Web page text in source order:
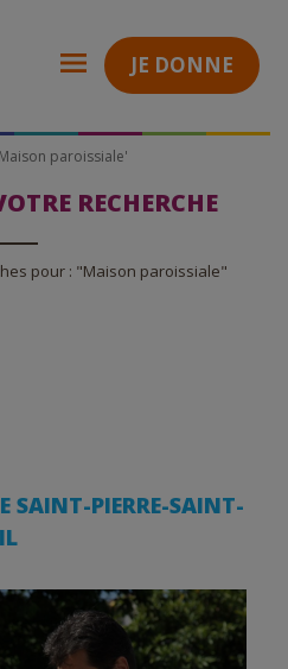
JE DONNE
paroissiale'
RECHERCHE
pour : "Maison paroissiale"
SAINT-PIERRE-SAINT-